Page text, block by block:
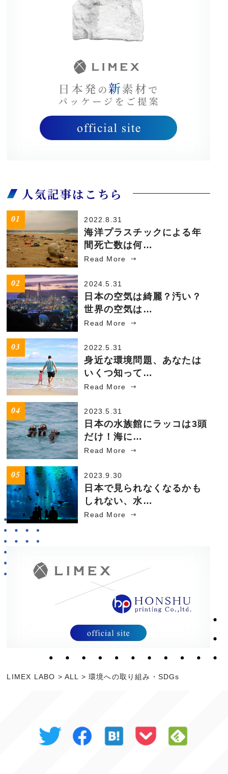
人気記事はこちら
2022.8.31
海洋プラスチックによる年
間死亡数は何…
Read More
2024.5.31
日本の空気は綺麗？汚い？
世界の空気は…
Read More
2022.5.31
身近な環境問題、あなたは
いくつ知って…
Read More
2023.5.31
日本の水族館にラッコは3頭
だけ！海に…
Read More
2023.9.30
日本で見られなくなるかも
しれない、水…
Read More
LIMEX LABO > ALL >環境への取り組み・SDGs